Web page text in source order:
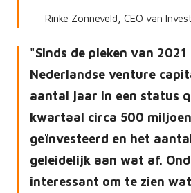
Rinke Zonneveld, CEO van
Sinds de pieken van
Nederlandse venture
aantal jaar in een status
kwartaal circa 500
geïnvesteerd en het
geleidelijk aan wat af.
interessant om te zien